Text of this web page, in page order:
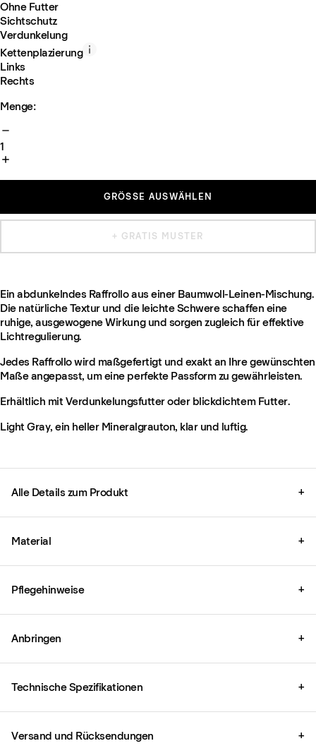
Ohne Futter
Sichtschutz
Verdunkelung
Kettenplazierung
Links
Rechts
Menge:
1
GRÖSSE AUSWÄHLEN
+ GRATIS MUSTER
Ein abdunkelndes Raffrollo aus einer Baumwoll-Leinen-Mischung.
Die natürliche Textur und die leichte Schwere schaffen eine
ruhige, ausgewogene Wirkung und sorgen zugleich für effektive
Lichtregulierung.
Jedes Raffrollo wird maßgefertigt und exakt an Ihre gewünschten
Maße angepasst, um eine perfekte Passform zu gewährleisten.
Erhältlich mit Verdunkelungsfutter oder blickdichtem Futter.
Light Gray, ein heller Mineralgrauton, klar und luftig.
Alle Details zum Produkt +
Material +
Pflegehinweise +
Anbringen +
Technische Spezifikationen +
Versand und Rücksendungen +